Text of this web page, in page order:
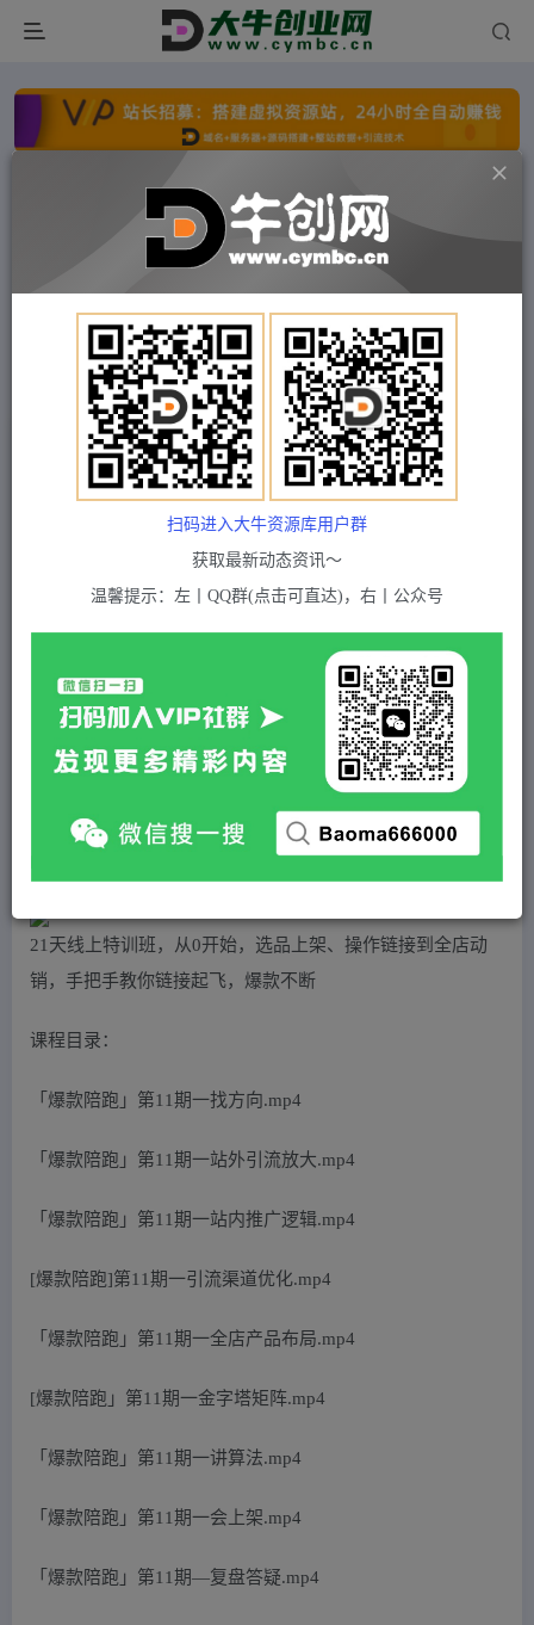
点击开通分站+ 每日收入300+
文字广告火爆招租 文字广告火爆招租
文字广告火爆招租
文字广告火爆招租 文字广告火爆招租
付费项目 中创网 正文
（4784期）淘宝爆款训练营【第11期】 从0开始教
你运营打爆款，方向+实操+放大
5 积分
黄金会员 2 超级会员(永久VIP) 免费
站长QQ：1970819299
付费资源
21天线上特训班，从0开始，选品上架、操作链接到全店动
销，手把手教你链接起飞，爆款不断
课程目录：
「爆款陪跑」第11期一找方向.mp4
「爆款陪跑」第11期一站外引流放大.mp4
「爆款陪跑」第11期一站内推广逻辑.mp4
[爆款陪跑]第11期一引流渠道优化.mp4
「爆款陪跑」第11期一全店产品布局.mp4
[爆款陪跑」第11期一金字塔矩阵.mp4
「爆款陪跑」第11期一讲算法.mp4
「爆款陪跑」第11期一会上架.mp4
「爆款陪跑」第11期―复盘答疑.mp4
扫码进入大牛资源库用户群
获取最新动态资讯～
温馨提示：左丨QQ群(点击可直达)，右丨公众号